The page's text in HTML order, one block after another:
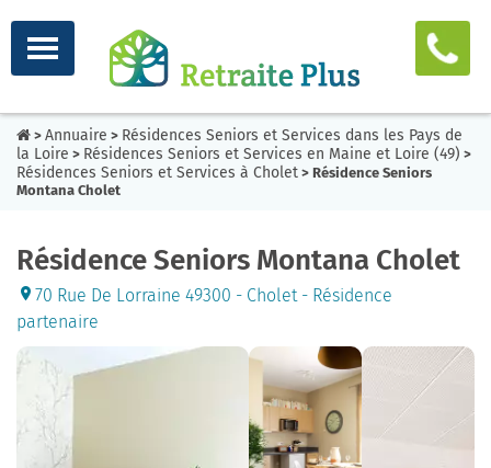
> Annuaire > Résidences Seniors et Services dans les Pays de
la Loire > Résidences Seniors et Services en Maine et Loire (49) >
Résidences Seniors et Services à Cholet > Résidence Seniors
Montana Cholet
Résidence Seniors Montana Cholet
70 Rue De Lorraine 49300 - Cholet - Résidence
partenaire